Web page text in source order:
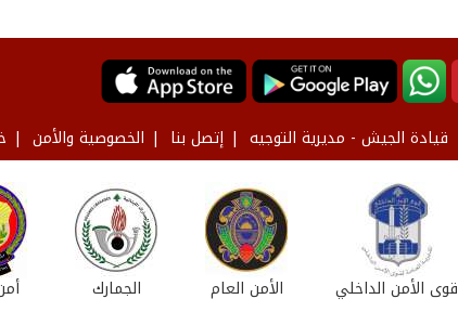
قيادة الجيش - مديرية التوجيه إتصل بنا الخصوصية والأمن
الجمارك الأمن العام قوى الأمن الداخلي